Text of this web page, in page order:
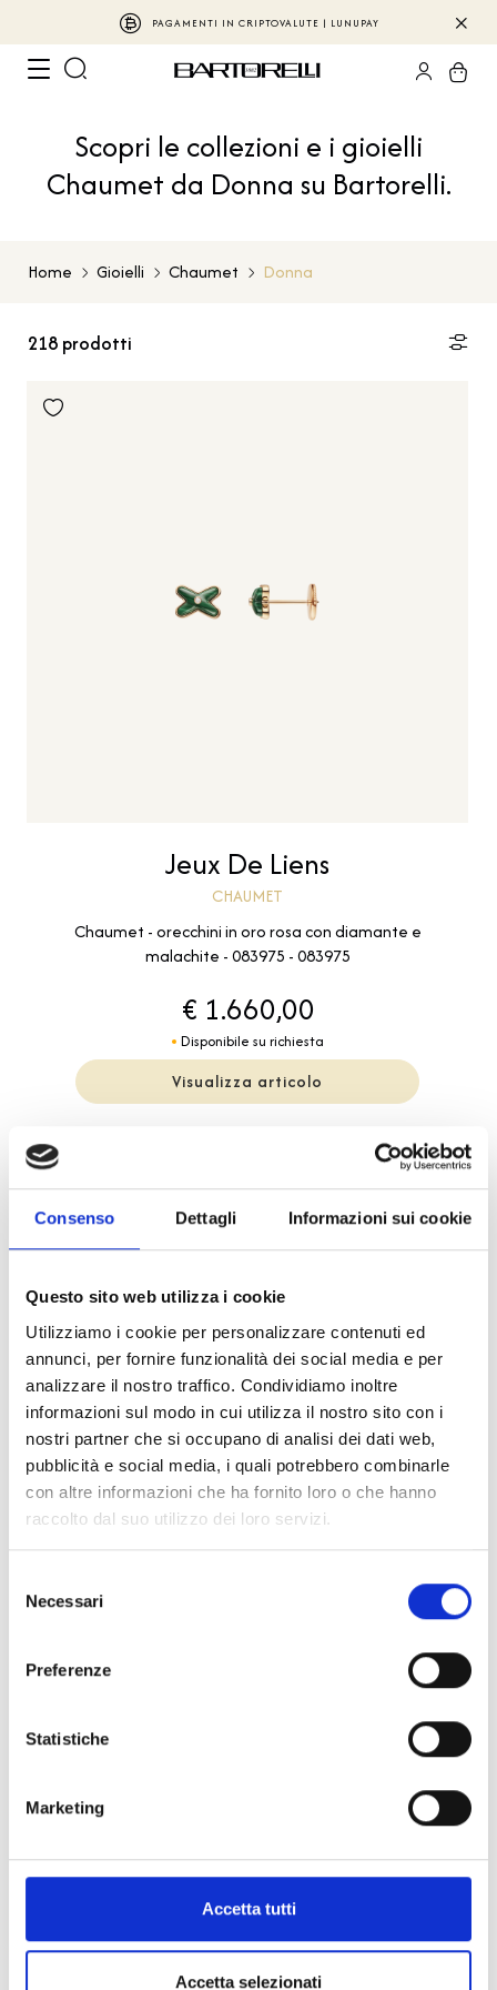
Consenso Dettagli Informazioni sui cookie
Questo sito web utilizza i cookie
Utilizziamo i cookie per personalizzare contenuti ed
annunci, per fornire funzionalità dei social media e per
analizzare il nostro traffico. Condividiamo inoltre
informazioni sul modo in cui utilizza il nostro sito con i
nostri partner che si occupano di analisi dei dati web,
pubblicità e social media, i quali potrebbero combinarle
con altre informazioni che ha fornito loro o che hanno
raccolto dal suo utilizzo dei loro servizi.
delNecessari
Preferenze
Statistiche
Marketing
Accetta tutti
Accetta selezionati
PAGAMENTI IN CRIPTOVALUTE | LUNUPAY
Scopri le collezioni e i gioielli
Chaumet da Donna su Bartorelli.
Home Gioielli Chaumet Donna
218 prodotti
Jeux De Liens
CHAUMET
Chaumet - orecchini in oro rosa con diamante e
malachite - 083975 - 083975
€ 1.660,00
Disponibile su richiesta
Visualizza articolo
Chaumet - anello bee my love in oro bianco e
Visualizza articolo